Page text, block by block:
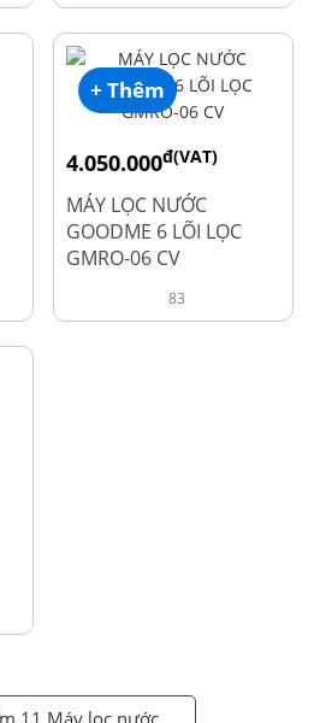
+ Thêm
4.050.000đ(VAT)
5.250.000
MÁY LỌC NƯỚC
GOODME 6 LÕI LỌC
GMRO-06 CV
83
11 Máy lọc nước